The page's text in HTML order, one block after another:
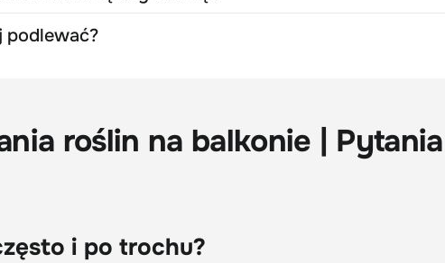
podlewać?
roślin na balkonie |
i po trochu?